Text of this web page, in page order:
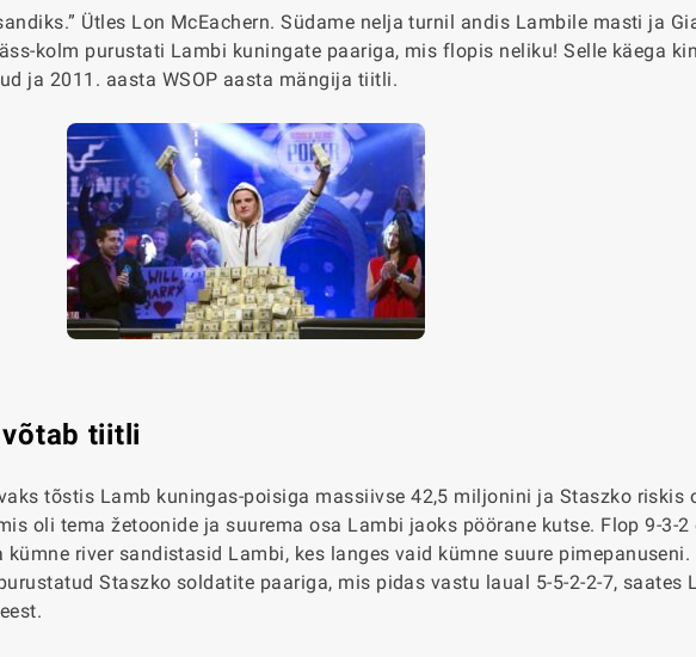
Ütles Lon McEachern. Südame nelja turnil andis Lambile masti ja
kolm purustati Lambi kuningate paariga, mis flopis neliku! Selle käega
ja 2011. aasta WSOP aasta mängija tiitli.
tiitli
tõstis Lamb kuningas-poisiga massiivse 42,5 miljonini ja Staszko riskis
oli tema žetoonide ja suurema osa Lambi jaoks pöörane kutse. Flop 9-3-2
kümne river sandistasid Lambi, kes langes vaid kümne suure pimepanuseni.
Staszko soldatite paariga, mis pidas vastu laual 5-5-2-2-7, saates